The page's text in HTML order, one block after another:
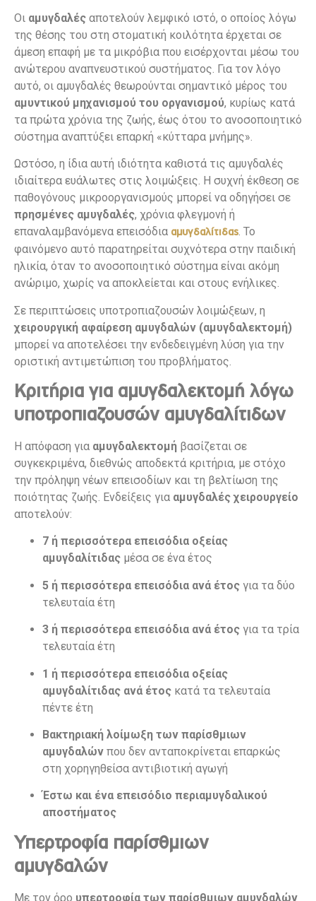
Οι αμυγδαλές αποτελούν λεμφικό ιστό, ο οποίος λόγω
της θέσης του στη στοματική κοιλότητα έρχεται σε
άμεση επαφή με τα μικρόβια που εισέρχονται μέσω του
ανώτερου αναπνευστικού συστήματος. Για τον λόγο
αυτό, οι αμυγδαλές θεωρούνται σημαντικό μέρος του
αμυντικού μηχανισμού του οργανισμού, κυρίως κατά
τα πρώτα χρόνια της ζωής, έως ότου το ανοσοποιητικό
σύστημα αναπτύξει επαρκή «κύτταρα μνήμης».
Ωστόσο, η ίδια αυτή ιδιότητα καθιστά τις αμυγδαλές
ιδιαίτερα ευάλωτες στις λοιμώξεις. Η συχνή έκθεση σε
παθογόνους μικροοργανισμούς μπορεί να οδηγήσει σε
πρησμένες αμυγδαλές, χρόνια φλεγμονή ή
επαναλαμβανόμενα επεισόδια αμυγδαλίτιδας. Το
φαινόμενο αυτό παρατηρείται συχνότερα στην παιδική
ηλικία, όταν το ανοσοποιητικό σύστημα είναι ακόμη
ανώριμο, χωρίς να αποκλείεται και στους ενήλικες.
Σε περιπτώσεις υποτροπιαζουσών λοιμώξεων, η
χειρουργική αφαίρεση αμυγδαλών (αμυγδαλεκτομή)
μπορεί να αποτελέσει την ενδεδειγμένη λύση για την
οριστική αντιμετώπιση του προβλήματος.
Κριτήρια για αμυγδαλεκτομή λόγω
υποτροπιαζουσών αμυγδαλίτιδων
Η απόφαση για αμυγδαλεκτομή βασίζεται σε
συγκεκριμένα, διεθνώς αποδεκτά κριτήρια, με στόχο
την πρόληψη νέων επεισοδίων και τη βελτίωση της
ποιότητας ζωής. Ενδείξεις για αμυγδαλές χειρουργείο
αποτελούν:
7 ή περισσότερα επεισόδια οξείας
αμυγδαλίτιδας μέσα σε ένα έτος
5 ή περισσότερα επεισόδια ανά έτος για τα δύο
τελευταία έτη
3 ή περισσότερα επεισόδια ανά έτος για τα τρία
τελευταία έτη
1 ή περισσότερα επεισόδια οξείας
αμυγδαλίτιδας ανά έτος κατά τα τελευταία
πέντε έτη
Βακτηριακή λοίμωξη των παρίσθμιων
αμυγδαλών που δεν ανταποκρίνεται επαρκώς
στη χορηγηθείσα αντιβιοτική αγωγή
Έστω και ένα επεισόδιο περιαμυγδαλικού
αποστήματος
Υπερτροφία παρίσθμιων
αμυγδαλών
Με τον όρο υπερτροφία των παρίσθμιων αμυγδαλών